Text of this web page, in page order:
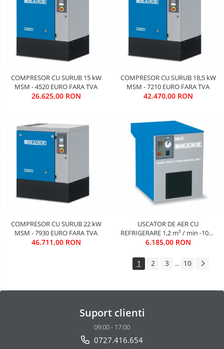
COMPRESOR CU SURUB 15 kW
MSM - 4520 EURO FARA TVA
26.625,00 RON
COMPRESOR CU SURUB 18,5 kW
MSM - 7210 EURO FARA TVA
42.470,00 RON
COMPRESOR CU SURUB 22 kW
MSM - 7930 EURO FARA TVA
46.711,00 RON
USCATOR DE AER CU
REFRIGERARE 1,2 m³ / min -1050
EURO FARA TVA
6.185,00 RON
1 2 3 ... 10
Suport clienti
09:00 - 17:00
0727.416.654